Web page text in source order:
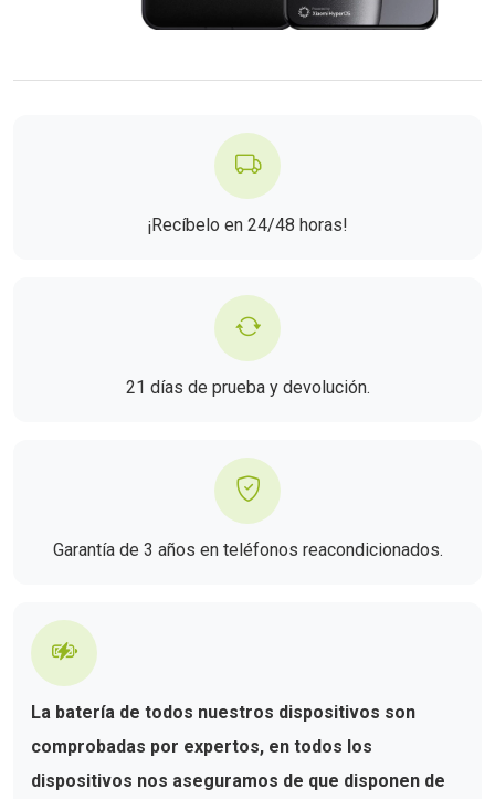
¡Recíbelo en 24/48 horas!
21 días de prueba y devolución.
Garantía de 3 años en teléfonos reacondicionados.
La batería de todos nuestros dispositivos son
comprobadas por expertos, en todos los
dispositivos nos aseguramos de que disponen de